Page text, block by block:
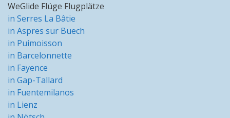
WeGlide Flüge Flugplätze
in Serres La Bâtie
in Aspres sur Buech
in Puimoisson
in Barcelonnette
in Fayence
in Gap-Tallard
in Fuentemilanos
in Lienz